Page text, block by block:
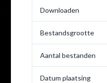
Downloaden
Bestandsgrootte
Aantal bestanden
Datum plaatsing